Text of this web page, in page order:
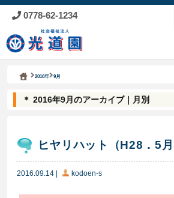
0778-62-1234
社会福祉法人 光道園
2016年 9月
＊ 2016年9月のアーカイブ｜月別
ヒヤリハット（H28．5月
2016.09.14 kodoen-s